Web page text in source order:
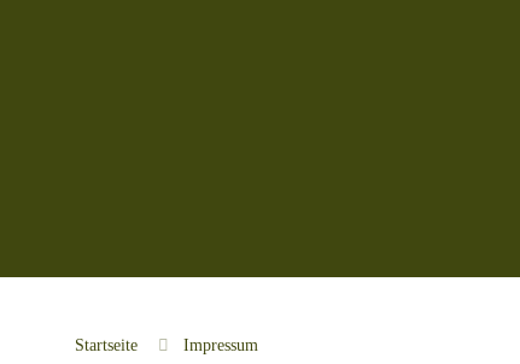
Startseite Impressum